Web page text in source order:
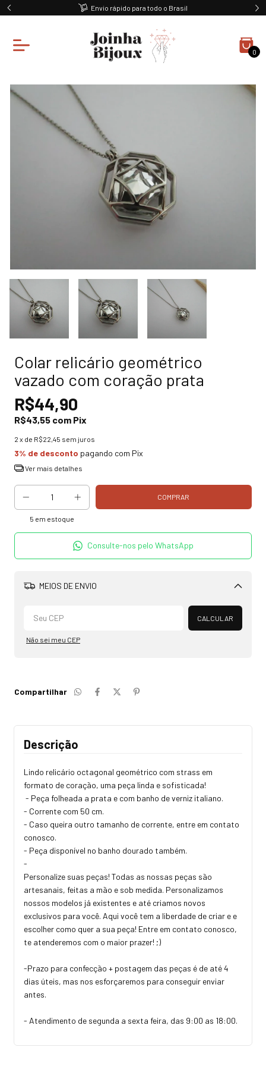
Envio rápido para todo o Brasil
0
Colar relicário geométrico
vazado com coração prata
R$44,90
R$43,55 com Pix
2 x de R$22,45 sem juros
3% de desconto pagando com Pix
Ver mais detalhes
5 em estoque
Consulte-nos pelo WhatsApp
MEIOS DE ENVIO
Alterar CEP
CALCULAR
Não sei meu CEP
Compartilhar
Descrição
Lindo relicário octagonal geométrico com strass em
formato de coração, uma peça linda e sofisticada!
- Peça folheada a prata e com banho de verniz italiano.
- Corrente com 50 cm.
- Caso queira outro tamanho de corrente, entre em contato
conosco.
- Peça disponível no banho dourado também.
-
Personalize suas peças! Todas as nossas peças são
artesanais, feitas a mão e sob medida. Personalizamos
nossos modelos já existentes e até criamos novos
exclusivos para você. Aqui você tem a liberdade de criar e e
escolher como quer a sua peça! Entre em contato conosco,
te atenderemos com o maior prazer! ;)
-Prazo para confecção + postagem das peças é de até 4
dias úteis, mas nos esforçaremos para conseguir enviar
antes.
- Atendimento de segunda a sexta feira, das 9:00 as 18:00.